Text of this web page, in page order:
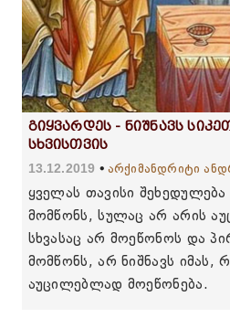
გიყვარდეს - ნიშნავს
სხვისთვის
13.12.2019 არქიმანდრიტი
ყველას თავისი
მომწონს, სულაც არ არის
სხვასაც არ მოეწონოს და
მომწონს, არ ნიშნავს იმას,
აუცილებლად მოეწონება.